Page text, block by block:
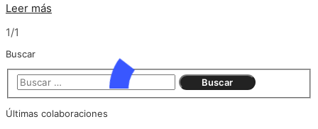
Leer más
1/1
Buscar
Últimas colaboraciones